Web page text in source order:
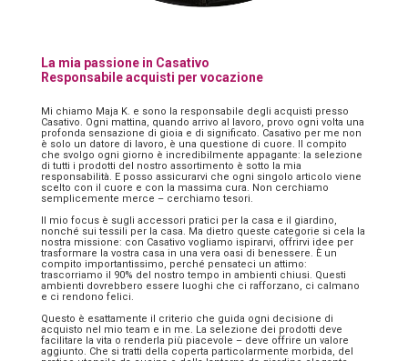
La mia passione in Casativo
Responsabile acquisti per vocazione
Mi chiamo Maja K. e sono la responsabile degli acquisti presso
Casativo. Ogni mattina, quando arrivo al lavoro, provo ogni volta una
profonda sensazione di gioia e di significato. Casativo per me non
è solo un datore di lavoro, è una questione di cuore. Il compito
che svolgo ogni giorno è incredibilmente appagante: la selezione
di tutti i prodotti del nostro assortimento è sotto la mia
responsabilità. E posso assicurarvi che ogni singolo articolo viene
scelto con il cuore e con la massima cura. Non cerchiamo
semplicemente merce – cerchiamo tesori.
Il mio focus è sugli accessori pratici per la casa e il giardino,
nonché sui tessili per la casa. Ma dietro queste categorie si cela la
nostra missione: con Casativo vogliamo ispirarvi, offrirvi idee per
trasformare la vostra casa in una vera oasi di benessere. È un
compito importantissimo, perché pensateci un attimo:
trascorriamo il 90% del nostro tempo in ambienti chiusi. Questi
ambienti dovrebbero essere luoghi che ci rafforzano, ci calmano
e ci rendono felici.
Questo è esattamente il criterio che guida ogni decisione di
acquisto nel mio team e in me. La selezione dei prodotti deve
facilitare la vita o renderla più piacevole – deve offrire un valore
aggiunto. Che si tratti della coperta particolarmente morbida, del